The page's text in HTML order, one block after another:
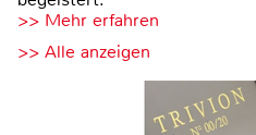
>> Mehr erfahren
>> Alle anzeigen